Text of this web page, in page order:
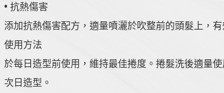
• 抗熱傷害
添加抗熱傷害配方，適量噴灑於吹整前的頭髮上，有
使用方法
於每日造型前使用，維持最佳捲度。捲髮洗後適量
次日造型。